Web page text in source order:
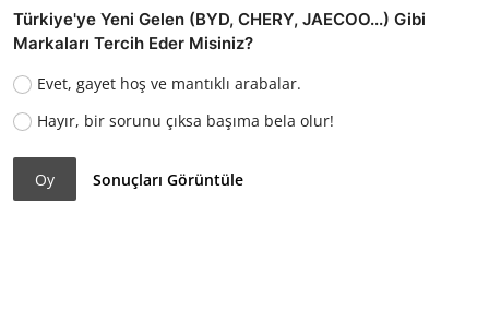
Türkiye'ye Yeni Gelen (BYD, CHERY, JAECOO...) Gibi
Markaları Tercih Eder Misiniz?
Evet, gayet hoş ve mantıklı arabalar.
Hayır, bir sorunu çıksa başıma bela olur!
Oy Sonuçları Görüntüle